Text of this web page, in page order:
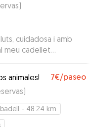
)
cuidadosa i amb
meu cadellet
animales! 7€/paseo
)
- 48.24 km